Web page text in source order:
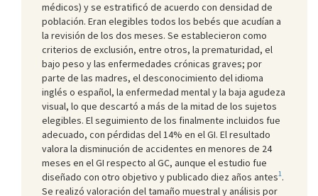
médicos) y se estratificó de acuerdo con densidad de
población. Eran elegibles todos los bebés que acudían a
la revisión de los dos meses. Se establecieron como
criterios de exclusión, entre otros, la prematuridad, el
bajo peso y las enfermedades crónicas graves; por
parte de las madres, el desconocimiento del idioma
inglés o español, la enfermedad mental y la baja agudeza
visual, lo que descartó a más de la mitad de los sujetos
elegibles. El seguimiento de los finalmente incluidos fue
adecuado, con pérdidas del 14% en el GI. El resultado
valora la disminución de accidentes en menores de 24
meses en el GI respecto al GC, aunque el estudio fue
diseñado con otro objetivo y publicado diez años antes1.
Se realizó valoración del tamaño muestral y análisis por